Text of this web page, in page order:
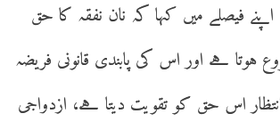
فیصلے میں کہا کہ نان نفقہ کا حق
ہوتا ہے اور اس کی پابندی قانونی فریضہ
اس حق کو تقویت دیتا ہے، ازدواجی